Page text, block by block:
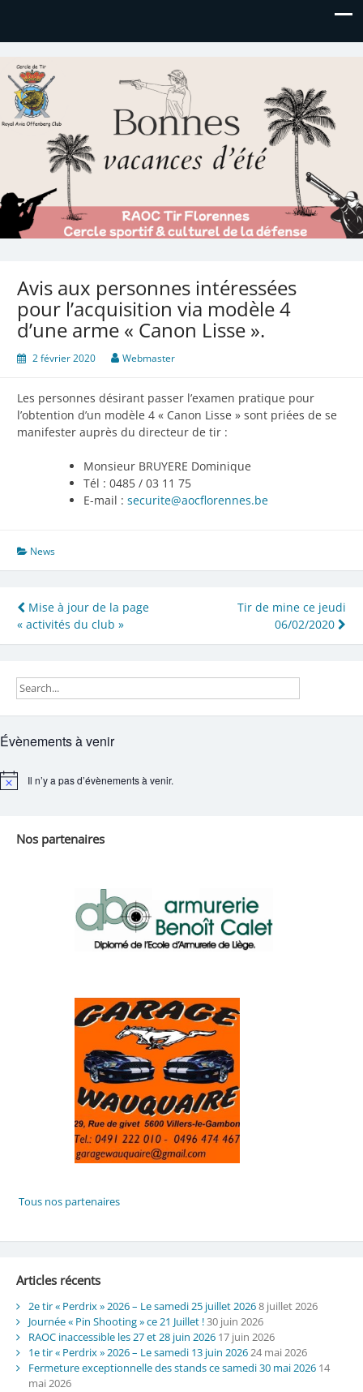
Royal AOC Florennes
Section TIR de l'AVIA
Avis aux personnes intéressées
pour l’acquisition via modèle 4
d’une arme « Canon Lisse ».
2 février 2020 Webmaster
Les personnes désirant passer l’examen pratique pour
l’obtention d’un modèle 4 « Canon Lisse » sont priées de se
manifester auprès du directeur de tir :
Monsieur BRUYERE Dominique
Tél : 0485 / 03 11 75
E-mail : securite@aocflorennes.be
News
Navigation
de
Mise à jour de la page
« activités du club »
Tir de mine ce jeudi
06/02/2020
Évènements à venir
Notice Il n’y a pas d’évènements à venir.
Nos partenaires
Tous nos partenaires
Articles récents
2e tir « Perdrix » 2026 – Le samedi 25 juillet 20268 juillet 2026
Journée « Pin Shooting » ce 21 Juillet !30 juin 2026
RAOC inaccessible les 27 et 28 juin 2026 17 juin 2026
1e tir « Perdrix » 2026 – Le samedi 13 juin 202624 mai 2026
Fermeture exceptionnelle des stands ce samedi 30 mai 2026 14
mai 2026